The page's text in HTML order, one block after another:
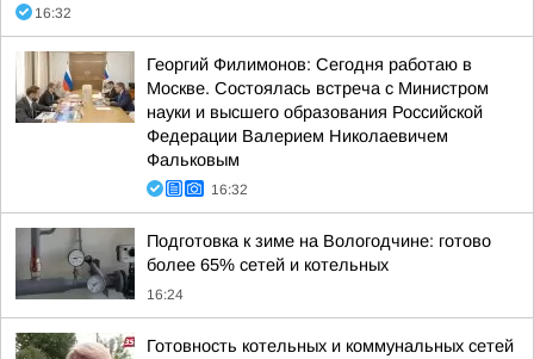
16:32
Георгий Филимонов: Сегодня работаю в
Москве. Состоялась встреча с Министром
науки и высшего образования Российской
Федерации Валерием Николаевичем
Фальковым
16:32
Подготовка к зиме на Вологодчине: готово
более 65% сетей и котельных
16:24
Готовность котельных и коммунальных сетей